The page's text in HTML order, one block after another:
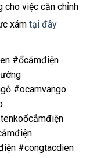
cho việc căn chỉnh
xám tại đây
#ổcắmđiện
#ocamvango
#congtacdien